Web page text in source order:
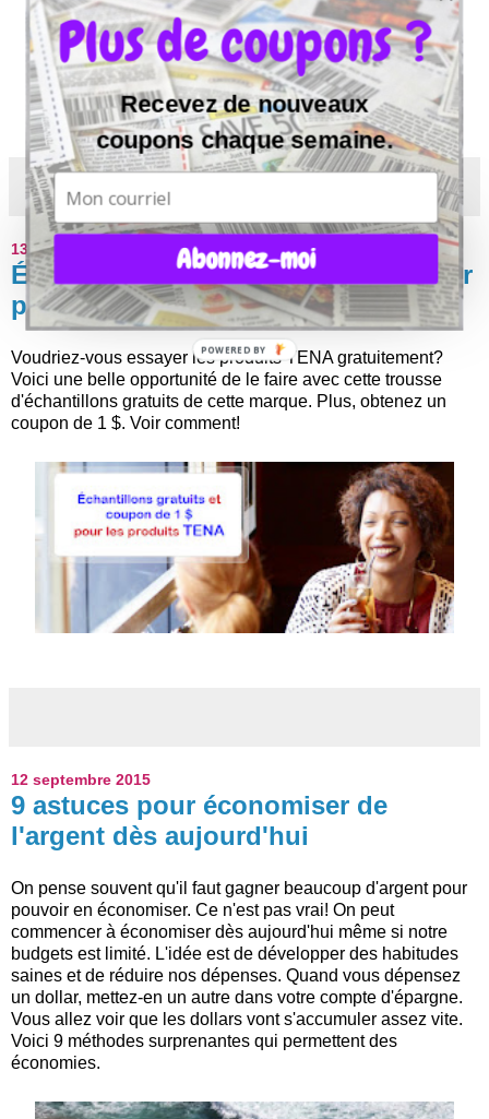
13 septembre 2015
Échantillons gratuits et coupon pour
produits TENA
Voudriez-vous essayer les produits TENA gratuitement?
Voici une belle opportunité de le faire avec cette trousse
d'échantillons gratuits de cette marque. Plus, obtenez un
coupon de 1 $. Voir comment!
12 septembre 2015
9 astuces pour économiser de
l'argent dès aujourd'hui
On pense souvent qu'il faut gagner beaucoup d'argent pour
pouvoir en économiser. Ce n'est pas vrai! On peut
commencer à économiser dès aujourd'hui même si notre
budgets est limité. L'idée est de développer des habitudes
saines et de réduire nos dépenses. Quand vous dépensez
un dollar, mettez-en un autre dans votre compte d'épargne.
Vous allez voir que les dollars vont s'accumuler assez vite.
Voici 9 méthodes surprenantes qui permettent des
économies.
Abonnez-moi
Plus de coupons ?
Recevez de nouveaux
coupons chaque semaine.
POWERED
BY